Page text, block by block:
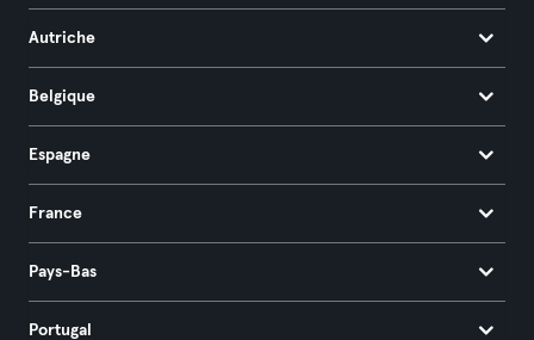
Autriche
Belgique
Espagne
France
Pays-Bas
Portugal